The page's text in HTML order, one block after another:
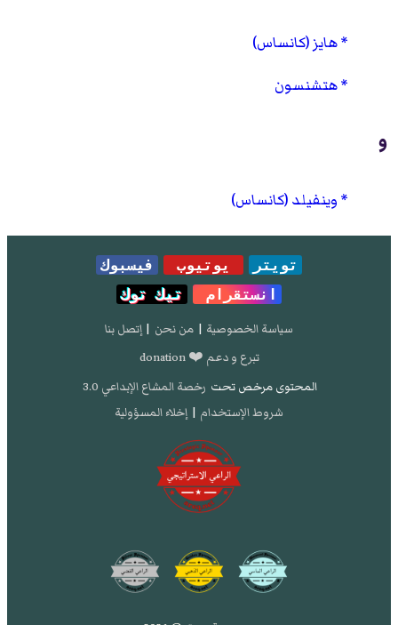
هايز (كانساس)
هتشنسون
و
وينفيلد (كانساس)
تويتر يوتيوب
فيسبوك
انستقرام
تيك توك
سياسة الخصوصية | من نحن | إتصل بنا
تبرع و دعم ❤️ donation
المحتوى مرخص تحت رخصة المشاع الإبداعي 3.0
شروط الإستخدام | إخلاء المسؤولية